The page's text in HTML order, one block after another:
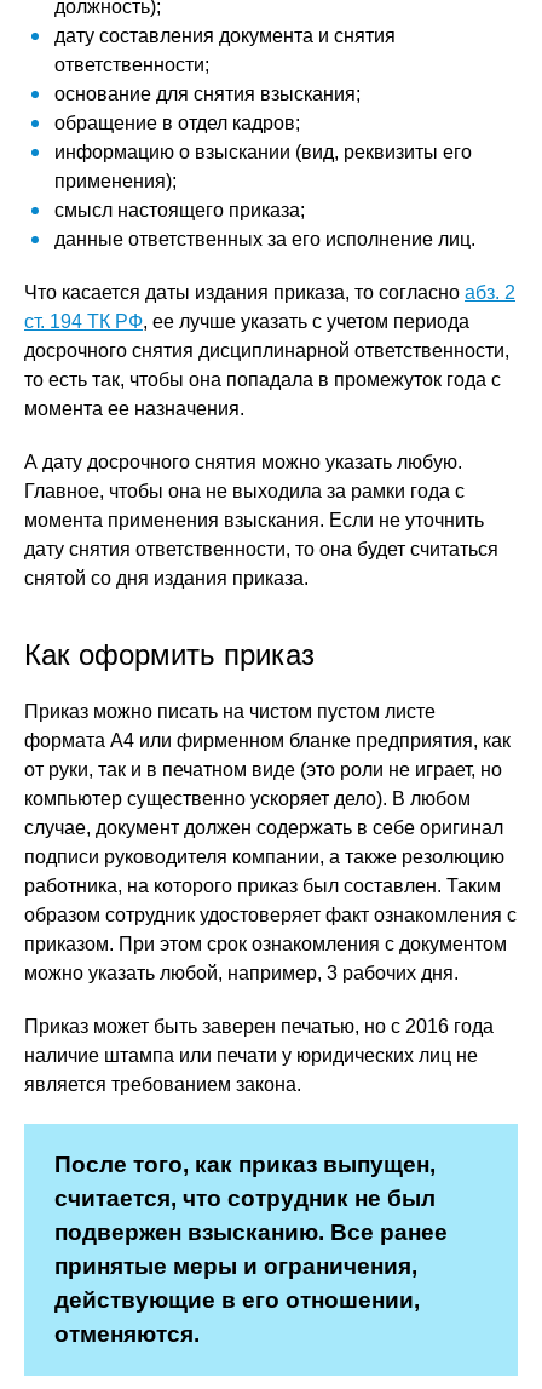
должность);
дату составления документа и снятия
ответственности;
основание для снятия взыскания;
обращение в отдел кадров;
информацию о взыскании (вид, реквизиты его
применения);
смысл настоящего приказа;
данные ответственных за его исполнение лиц.
Что касается даты издания приказа, то согласно абз. 2
ст. 194 ТК РФ, ее лучше указать с учетом периода
досрочного снятия дисциплинарной ответственности,
то есть так, чтобы она попадала в промежуток года с
момента ее назначения.
А дату досрочного снятия можно указать любую.
Главное, чтобы она не выходила за рамки года с
момента применения взыскания. Если не уточнить
дату снятия ответственности, то она будет считаться
снятой со дня издания приказа.
Как оформить приказ
Приказ можно писать на чистом пустом листе
формата А4 или фирменном бланке предприятия, как
от руки, так и в печатном виде (это роли не играет, но
компьютер существенно ускоряет дело). В любом
случае, документ должен содержать в себе оригинал
подписи руководителя компании, а также резолюцию
работника, на которого приказ был составлен. Таким
образом сотрудник удостоверяет факт ознакомления с
приказом. При этом срок ознакомления с документом
можно указать любой, например, 3 рабочих дня.
Приказ может быть заверен печатью, но с 2016 года
наличие штампа или печати у юридических лиц не
является требованием закона.
После того, как приказ выпущен,
считается, что сотрудник не был
подвержен взысканию. Все ранее
принятые меры и ограничения,
действующие в его отношении,
отменяются.